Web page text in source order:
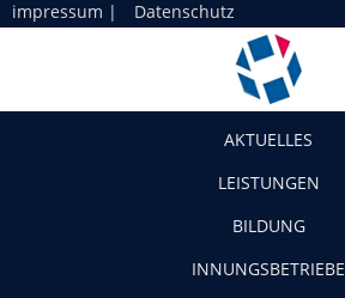
impressum | Datenschutz
AKTUELLES
LEISTUNGEN
BILDUNG
INNUNGSBETRIEBE